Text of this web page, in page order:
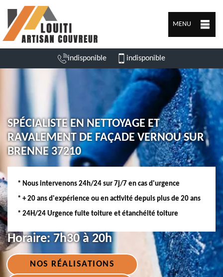
MENU
indisponible indisponible
SPÉCIALISTE EN NETTOYAGE ET
RAVALEMENT DE FAÇADE VERNOU SUR
BRENNE 37210
* Nous intervenons 24h/24 sur 7j/7 en cas d'urgence
* + 20 ans d'expérience ou en activité depuis plus de 20 ans
* 24H/24 Urgence fuite toiture et étanchéité toiture
Horaire: 7h30 à 20h
NOS RÉALISATIONS